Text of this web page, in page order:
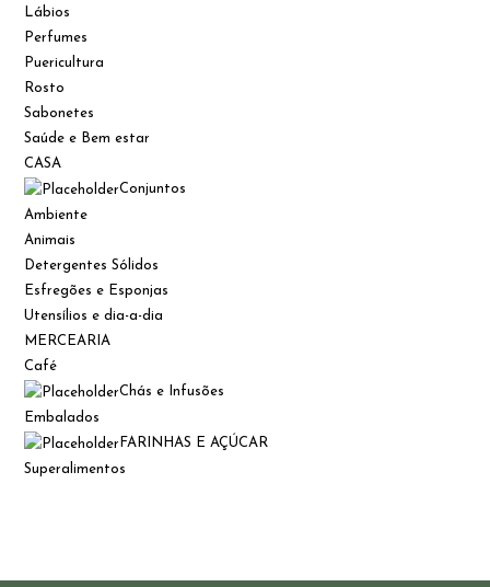
Lábios
Perfumes
Puericultura
Rosto
Sabonetes
Saúde e Bem estar
CASA
Conjuntos
Ambiente
Animais
Detergentes Sólidos
Esfregões e Esponjas
Utensílios e dia-a-dia
MERCEARIA
Café
Chás e Infusões
Embalados
FARINHAS E AÇÚCAR
Superalimentos